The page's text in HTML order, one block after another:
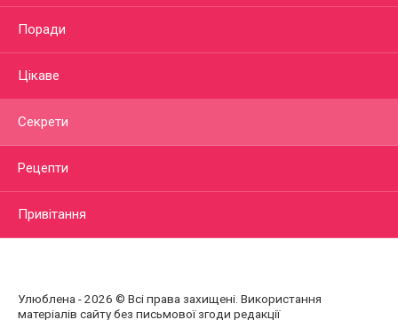
Поради
Цікаве
Секрети
Рецепти
Привітання
Улюблена - 2026 © Всі права захищені. Використання
матеріалів сайту без письмової згоди редакції